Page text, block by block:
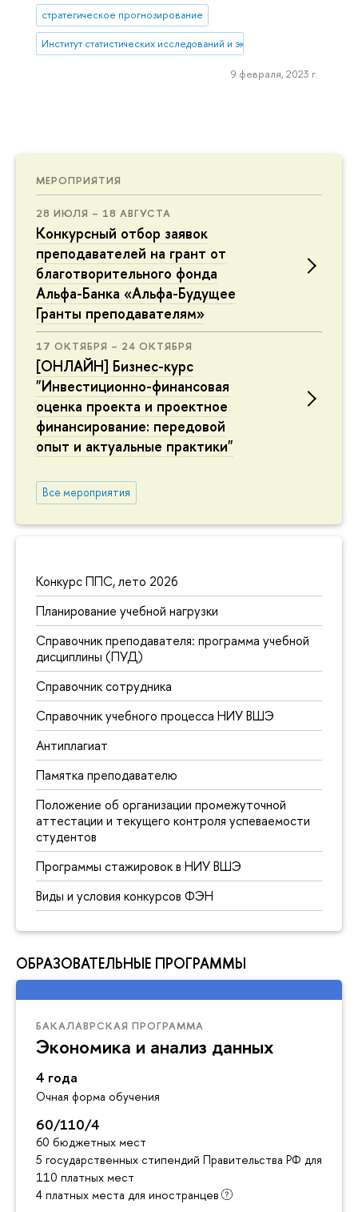
МЕРОПРИЯТИЯ
28 ИЮЛЯ – 18 АВГУСТА
Конкурсный отбор заявок
преподавателей на грант от
благотворительного фонда
Альфа-Банка «Альфа-Будущее
Гранты преподавателям»
17 ОКТЯБРЯ – 24 ОКТЯБРЯ
[ОНЛАЙН] Бизнес-курс
"Инвестиционно-финансовая
оценка проекта и проектное
финансирование: передовой
опыт и актуальные практики"
Все мероприятия
Конкурс ППС, лето 2026
Планирование учебной нагрузки
Справочник преподавателя: программа учебной
дисциплины (ПУД)
Справочник сотрудника
Справочник учебного процесса НИУ ВШЭ
Антиплагиат
Памятка преподавателю
Положение об организации промежуточной
аттестации и текущего контроля успеваемости
студентов
Программы стажировок в НИУ ВШЭ
Виды и условия конкурсов ФЭН
ОБРАЗОВАТЕЛЬНЫЕ ПРОГРАММЫ
БАКАЛАВРСКАЯ ПРОГРАММА
Экономика и анализ данных
4 года
Очная форма обучения
60/110/4
60 бюджетных мест
5 государственных стипендий Правительства РФ для
110 платных мест
4 платных места для иностранцев
стратегическое прогнозирование
Институт статистических исследований и экономики знаний
9 февраля, 2023 г.